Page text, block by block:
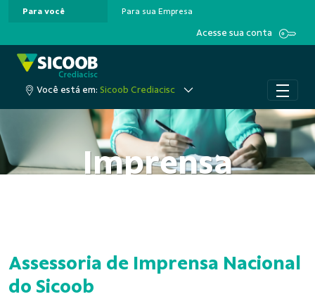
Pular para o Conteúdo principal
Para você Para sua Empresa
Acesse sua conta
Você está em: Sicoob Crediacisc
Imprensa
Assessoria de Imprensa Nacional
do Sicoob